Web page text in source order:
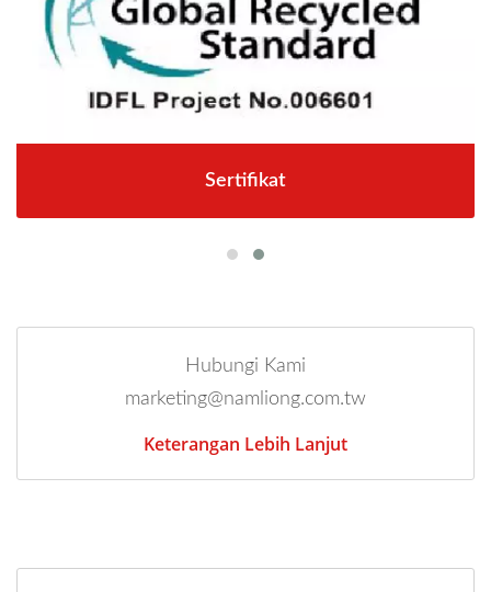
Sertifikat
Hubungi Kami
marketing@namliong.com.tw
Keterangan Lebih Lanjut